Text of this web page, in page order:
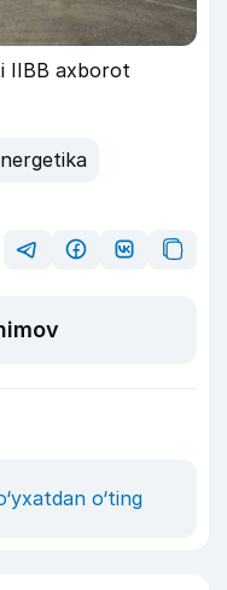
IIBB axborot
o‘ting